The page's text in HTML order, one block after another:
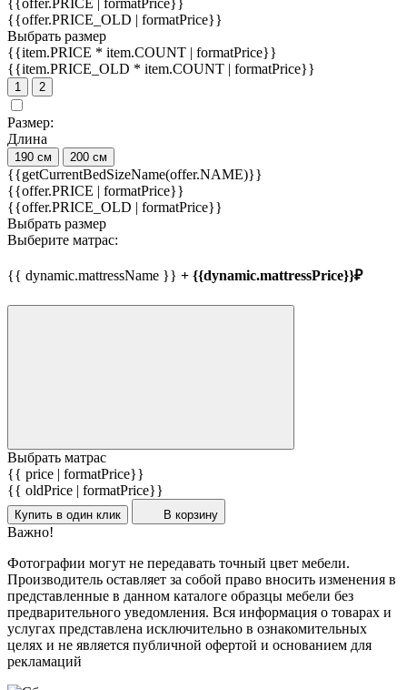
{{offer.PRICE | formatPrice}}
{{offer.PRICE_OLD | formatPrice}}
Выбрать размер
{{item.PRICE * item.COUNT | formatPrice}}
{{item.PRICE_OLD * item.COUNT | formatPrice}}
1 2
Размер:
Длина
190 см 200 см
{{getCurrentBedSizeName(offer.NAME)}}
{{offer.PRICE | formatPrice}}
{{offer.PRICE_OLD | formatPrice}}
Выбрать размер
Выберите матрас:
{{ dynamic.mattressName }} + {{dynamic.mattressPrice}}₽
Выбрать матрас
{{ price | formatPrice}}
{{ oldPrice | formatPrice}}
Купить в один клик В корзину
Важно!
Фотографии могут не передавать точный цвет мебели.
Производитель оставляет за собой право вносить изменения в
представленные в данном каталоге образцы мебели без
предварительного уведомления. Вся информация о товарах и
услугах представлена исключительно в ознакомительных
целях и не является публичной офертой и основанием для
рекламаций